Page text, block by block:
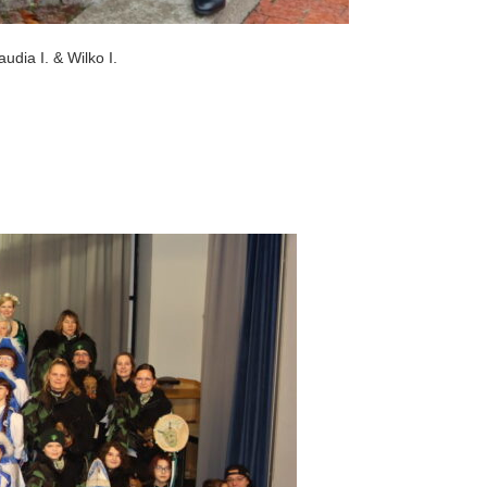
I. & Wilko I.